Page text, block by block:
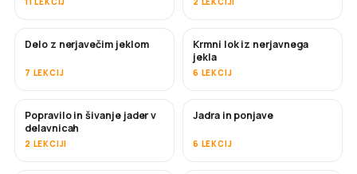
KMALU
Delo z nerjavečim jeklom
7 LEKCIJ
Krmni lok iz nerjavnega
jekla
6 LEKCIJ
KMALU
Popravilo in šivanje jader v
delavnicah
2 LEKCIJI
Jadra in ponjave
6 LEKCIJ